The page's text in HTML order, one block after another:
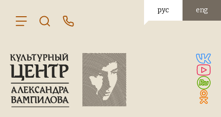
рус eng